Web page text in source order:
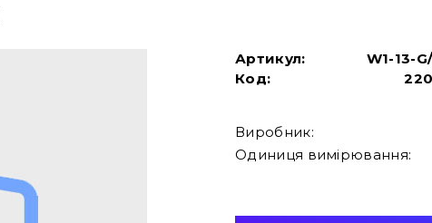
Артикул:
W1-13-
Код:
Виробник:
Одиниця вимірювання: